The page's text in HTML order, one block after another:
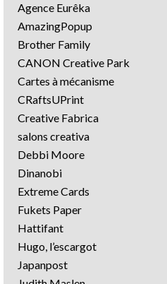
Agence Eurêka
AmazingPopup
Brother Family
CANON Creative Park
Cartes à mécanisme
CRaftsUPrint
Creative Fabrica
salons creativa
Debbi Moore
Dinanobi
Extreme Cards
Fukets Paper
Hattifant
Hugo, l’escargot
Japanpost